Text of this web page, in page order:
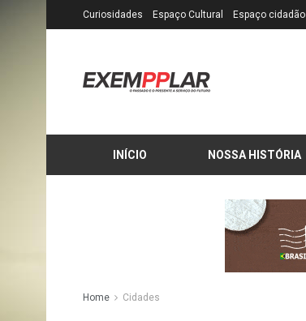
Curiosidades Espaço Cultural Espaço cidadão
INÍCIO NOSSA HISTÓRIA
Home Cidades